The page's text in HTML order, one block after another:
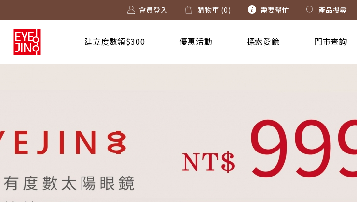
會員登入 購物車 (0) 需要幫忙 產品搜尋
建立度數領$300 優惠活動 探索愛鏡 門市查詢